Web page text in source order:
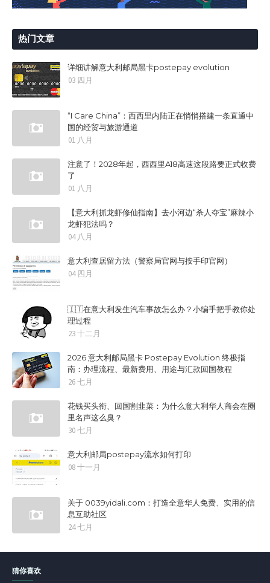
热门文章
详细讲解意大利邮局黑卡postepay evolution
03 四月
“I Care China”：西西里内陆正在悄悄搭建一条直通中
国的经贸与旅游通道
01 八月
注意了！2028年起，西西里A18高速这段路要正式收费
了
01 八月
【意大利抓龙虾修仙指南】去小河边“杀人夺宝”麻辣小
龙虾犯法吗？
04 八月
意大利查居留方法（警察局官网与按手印官网）
04 四月
🇮🇹在意大利发生汽车事故怎么办？小编手把手教你处
理过程
23 十二月
2026 意大利邮局黑卡 Postepay Evolution 终极指
南：办理流程、最新费用、用途与汇款回国教程
26 七月
花钱买头衔、回国割韭菜：为什么意大利华人商会在圈
里名声这么臭？
30 七月
意大利邮局postepay流水如何打印
08 十一月
关于 0039yidali.com：打造全意华人免费、实用的信
息互助社区
24 七月
猜你喜欢